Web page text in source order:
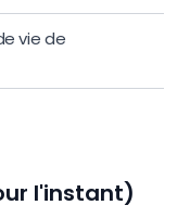
vie de
l'instant)